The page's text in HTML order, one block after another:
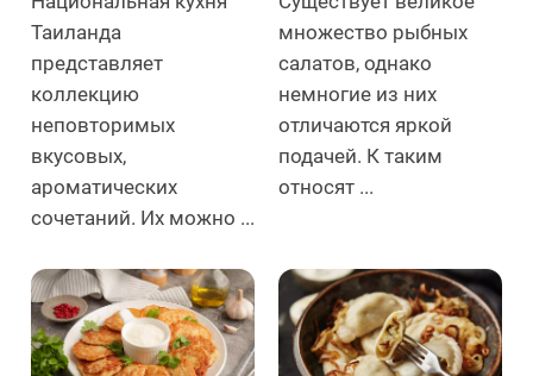
Таиланда
представляет
коллекцию
неповторимых
вкусовых,
ароматических
сочетаний. Их можно ...
множество рыбных
салатов, однако
немногие из них
отличаются яркой
подачей. К таким
относят ...